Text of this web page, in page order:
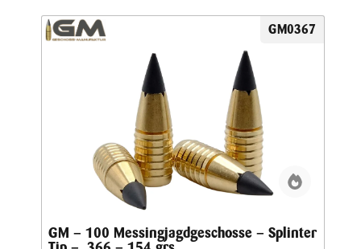
Jagdgeschosse.
GM0367
GM – 100 Messingjagdgeschosse – Splinter